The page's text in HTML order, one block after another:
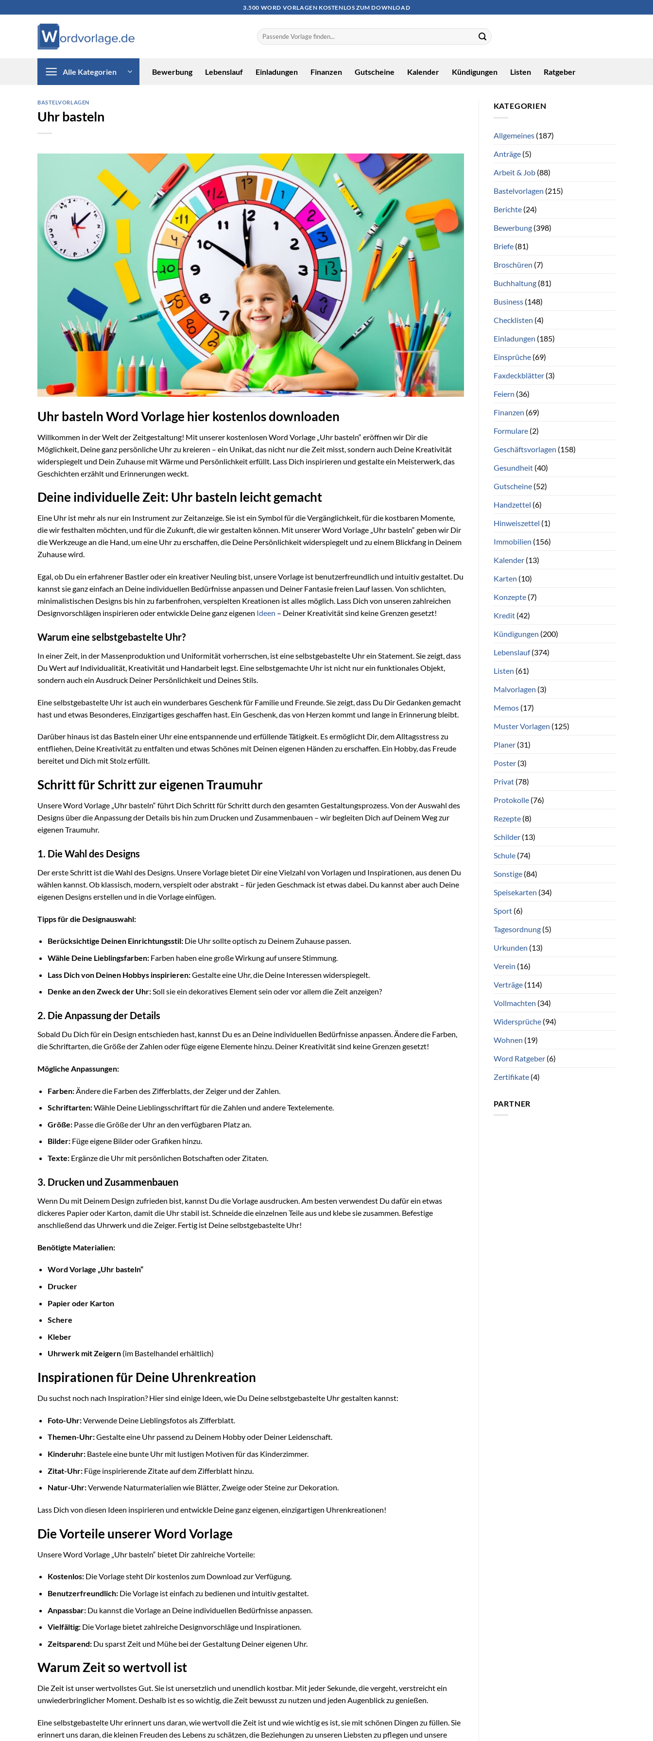
3.500 WORD VORLAGEN KOSTENLOS ZUM DOWNLOAD
Alle Kategorien Bewerbung Lebenslauf Einladungen Finanzen Gutscheine Kalender Kündigungen Listen Ratgeber
BASTELVORLAGEN
Uhr basteln
Uhr basteln Word Vorlage hier kostenlos downloaden
Willkommen in der Welt der Zeitgestaltung! Mit unserer kostenlosen Word Vorlage „Uhr basteln“ eröffnen wir Dir die
Möglichkeit, Deine ganz persönliche Uhr zu kreieren – ein Unikat, das nicht nur die Zeit misst, sondern auch Deine Kreativität
widerspiegelt und Dein Zuhause mit Wärme und Persönlichkeit erfüllt. Lass Dich inspirieren und gestalte ein Meisterwerk, das
Geschichten erzählt und Erinnerungen weckt.
Deine individuelle Zeit: Uhr basteln leicht gemacht
Eine Uhr ist mehr als nur ein Instrument zur Zeitanzeige. Sie ist ein Symbol für die Vergänglichkeit, für die kostbaren Momente,
die wir festhalten möchten, und für die Zukunft, die wir gestalten können. Mit unserer Word Vorlage „Uhr basteln“ geben wir Dir
die Werkzeuge an die Hand, um eine Uhr zu erschaffen, die Deine Persönlichkeit widerspiegelt und zu einem Blickfang in Deinem
Zuhause wird.
Egal, ob Du ein erfahrener Bastler oder ein kreativer Neuling bist, unsere Vorlage ist benutzerfreundlich und intuitiv gestaltet. Du
kannst sie ganz einfach an Deine individuellen Bedürfnisse anpassen und Deiner Fantasie freien Lauf lassen. Von schlichten,
minimalistischen Designs bis hin zu farbenfrohen, verspielten Kreationen ist alles möglich. Lass Dich von unseren zahlreichen
Designvorschlägen inspirieren oder entwickle Deine ganz eigenen Ideen – Deiner Kreativität sind keine Grenzen gesetzt!
Warum eine selbstgebastelte Uhr?
In einer Zeit, in der Massenproduktion und Uniformität vorherrschen, ist eine selbstgebastelte Uhr ein Statement. Sie zeigt, dass
Du Wert auf Individualität, Kreativität und Handarbeit legst. Eine selbstgemachte Uhr ist nicht nur ein funktionales Objekt,
sondern auch ein Ausdruck Deiner Persönlichkeit und Deines Stils.
Eine selbstgebastelte Uhr ist auch ein wunderbares Geschenk für Familie und Freunde. Sie zeigt, dass Du Dir Gedanken gemacht
hast und etwas Besonderes, Einzigartiges geschaffen hast. Ein Geschenk, das von Herzen kommt und lange in Erinnerung bleibt.
Darüber hinaus ist das Basteln einer Uhr eine entspannende und erfüllende Tätigkeit. Es ermöglicht Dir, dem Alltagsstress zu
entfliehen, Deine Kreativität zu entfalten und etwas Schönes mit Deinen eigenen Händen zu erschaffen. Ein Hobby, das Freude
bereitet und Dich mit Stolz erfüllt.
Schritt für Schritt zur eigenen Traumuhr
Unsere Word Vorlage „Uhr basteln“ führt Dich Schritt für Schritt durch den gesamten Gestaltungsprozess. Von der Auswahl des
Designs über die Anpassung der Details bis hin zum Drucken und Zusammenbauen – wir begleiten Dich auf Deinem Weg zur
eigenen Traumuhr.
1. Die Wahl des Designs
Der erste Schritt ist die Wahl des Designs. Unsere Vorlage bietet Dir eine Vielzahl von Vorlagen und Inspirationen, aus denen Du
wählen kannst. Ob klassisch, modern, verspielt oder abstrakt – für jeden Geschmack ist etwas dabei. Du kannst aber auch Deine
eigenen Designs erstellen und in die Vorlage einfügen.
Tipps für die Designauswahl:
Berücksichtige Deinen Einrichtungsstil:Die Uhr sollte optisch zu Deinem Zuhause passen.
Wähle Deine Lieblingsfarben:Farben haben eine große Wirkung auf unsere Stimmung.
Lass Dich von Deinen Hobbys inspirieren:Gestalte eine Uhr, die Deine Interessen widerspiegelt.
Denke an den Zweck der Uhr:Soll sie ein dekoratives Element sein oder vor allem die Zeit anzeigen?
2. Die Anpassung der Details
Sobald Du Dich für ein Design entschieden hast, kannst Du es an Deine individuellen Bedürfnisse anpassen. Ändere die Farben,
die Schriftarten, die Größe der Zahlen oder füge eigene Elemente hinzu. Deiner Kreativität sind keine Grenzen gesetzt!
Mögliche Anpassungen:
Farben:Ändere die Farben des Zifferblatts, der Zeiger und der Zahlen.
Schriftarten:Wähle Deine Lieblingsschriftart für die Zahlen und andere Textelemente.
Größe:Passe die Größe der Uhr an den verfügbaren Platz an.
Bilder:Füge eigene Bilder oder Grafiken hinzu.
Texte:Ergänze die Uhr mit persönlichen Botschaften oder Zitaten.
3. Drucken und Zusammenbauen
Wenn Du mit Deinem Design zufrieden bist, kannst Du die Vorlage ausdrucken. Am besten verwendest Du dafür ein etwas
dickeres Papier oder Karton, damit die Uhr stabil ist. Schneide die einzelnen Teile aus und klebe sie zusammen. Befestige
anschließend das Uhrwerk und die Zeiger. Fertig ist Deine selbstgebastelte Uhr!
Benötigte Materialien:
Word Vorlage „Uhr basteln“
Drucker
Papier oder Karton
Schere
Kleber
Uhrwerk mit Zeigern(im Bastelhandel erhältlich)
Inspirationen für Deine Uhrenkreation
Du suchst noch nach Inspiration? Hier sind einige Ideen, wie Du Deine selbstgebastelte Uhr gestalten kannst:
Foto-Uhr:Verwende Deine Lieblingsfotos als Zifferblatt.
Themen-Uhr:Gestalte eine Uhr passend zu Deinem Hobby oder Deiner Leidenschaft.
Kinderuhr:Bastele eine bunte Uhr mit lustigen Motiven für das Kinderzimmer.
Zitat-Uhr:Füge inspirierende Zitate auf dem Zifferblatt hinzu.
Natur-Uhr:Verwende Naturmaterialien wie Blätter, Zweige oder Steine zur Dekoration.
Lass Dich von diesen Ideen inspirieren und entwickle Deine ganz eigenen, einzigartigen Uhrenkreationen!
Die Vorteile unserer Word Vorlage
Unsere Word Vorlage „Uhr basteln“ bietet Dir zahlreiche Vorteile:
Kostenlos:Die Vorlage steht Dir kostenlos zum Download zur Verfügung.
Benutzerfreundlich:Die Vorlage ist einfach zu bedienen und intuitiv gestaltet.
Anpassbar:Du kannst die Vorlage an Deine individuellen Bedürfnisse anpassen.
Vielfältig:Die Vorlage bietet zahlreiche Designvorschläge und Inspirationen.
Zeitsparend:Du sparst Zeit und Mühe bei der Gestaltung Deiner eigenen Uhr.
Warum Zeit so wertvoll ist
Die Zeit ist unser wertvollstes Gut. Sie ist unersetzlich und unendlich kostbar. Mit jeder Sekunde, die vergeht, verstreicht ein
unwiederbringlicher Moment. Deshalb ist es so wichtig, die Zeit bewusst zu nutzen und jeden Augenblick zu genießen.
Eine selbstgebastelte Uhr erinnert uns daran, wie wertvoll die Zeit ist und wie wichtig es ist, sie mit schönen Dingen zu füllen. Sie
erinnert uns daran, die kleinen Freuden des Lebens zu schätzen, die Beziehungen zu unseren Liebsten zu pflegen und unsere
KATEGORIEN
Allgemeines(187)
Anträge(5)
Arbeit & Job(88)
Bastelvorlagen (215)
Berichte(24)
Bewerbung(398)
Briefe(81)
Broschüren (7)
Buchhaltung(81)
Business(148)
Checklisten (4)
Einladungen (185)
Einsprüche(69)
Faxdeckblätter(3)
Feiern (36)
Finanzen (69)
Formulare(2)
Geschäftsvorlagen (158)
Gesundheit(40)
Gutscheine(52)
Handzettel (6)
Hinweiszettel (1)
Immobilien (156)
Kalender(13)
Karten (10)
Konzepte(7)
Kredit(42)
Kündigungen (200)
Lebenslauf(374)
Listen (61)
Malvorlagen (3)
Memos(17)
Muster Vorlagen (125)
Planer(31)
Poster(3)
Privat(78)
Protokolle(76)
Rezepte(8)
Schilder(13)
Schule(74)
Sonstige(84)
Speisekarten (34)
Sport(6)
Tagesordnung(5)
Urkunden (13)
Verein (16)
Verträge(114)
Vollmachten (34)
Widersprüche(94)
Wohnen (19)
Word Ratgeber(6)
Zertifikate(4)
PARTNER